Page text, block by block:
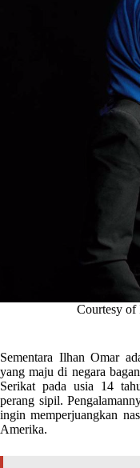
Courtesy of
Sementara Ilhan Omar
yang maju di negara
Serikat pada usia 14
perang sipil.
ingin memperjuangkan
Amerika.